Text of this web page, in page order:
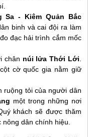
Sa - Kiêm Quản Bắc
binh và cai đội ra làm
đạc hải trình cắm mốc
chân núi lửa Thới Lới
cờ quốc gia nằm giữ
ruộng tỏi của người dân
một trong những nơi
khách sẽ được thăm
dân chính hiệu.